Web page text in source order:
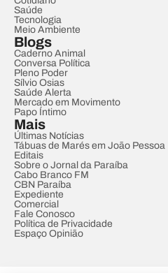
Saúde
Tecnologia
Meio Ambiente
Blogs
Caderno Animal
Conversa Política
Pleno Poder
Sílvio Osias
Saúde Alerta
Mercado em Movimento
Papo Íntimo
Mais
Últimas Notícias
Tábuas de Marés em João Pessoa
Editais
Sobre o Jornal da Paraíba
Cabo Branco FM
CBN Paraíba
Expediente
Comercial
Fale Conosco
Política de Privacidade
Espaço Opinião